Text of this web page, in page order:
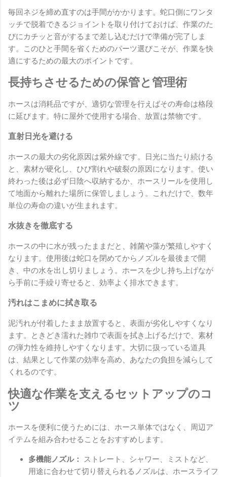
毎回ネジを締め直すのは手間がかかります。蛇口側にワンタ
ッチで脱着できるジョイントを取り付けておけば、作業のた
びにカチッと音がするまで差し込むだけで準備が完了しま
す。このひと手間を省くためのパーツ選びこそが、作業を快
適にするための最大のポイントです。
長持ちさせるための保管と管理術
ホースは消耗品ですが、適切な管理を行えばその寿命は格段
に延びます。特に屋外で使用する場合、放置は禁物です。
直射日光を避ける
ホースの最大の劣化原因は紫外線です。日光に当たり続ける
と、素材が硬化し、ひび割れや破裂の原因になります。使い
終わった後は必ず日陰へ収納するか、ホースリールを使用し
て地面から離れた場所に保管しましょう。これだけで、数年
単位の寿命の違いが生まれます。
水抜きを徹底する
ホースの中に水が残ったままだと、雑菌や藻が繁殖しやすく
なります。使用後は蛇口を閉めてからノズルを最後まで開
き、中の水を出し切りましょう。ホースを少し持ち上げなが
ら手前に手繰り寄せると、効率よく排水できます。
汚れはこまめに拭き取る
泥汚れが付着したまま放置すると、表面が劣化しやすくなり
ます。ときどき濡れた雑巾で表面を拭き上げるだけで、素材
の弾力性を維持しやすくなります。大切に扱っている道具
は、結果として作業の効率を高め、あなたの負担を減らして
くれるのです。
快適な作業を支えるセットアップのコ
ツ
ホースを便利に使うためには、ホース単体ではなく、周辺ア
イテムを組み合わせることをおすすめします。
多機能ノズル：
ストレート、シャワー、ミストなど、
用途に合わせて切り替えられるノズルは、ホースライフ